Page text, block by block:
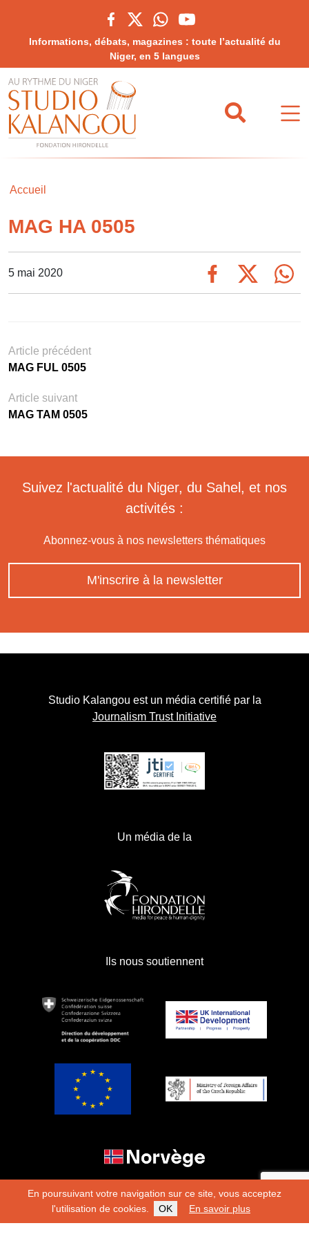
En poursuivant votre navigation sur ce site, vous acceptez
l'utilisation de cookies.
OK En savoir plus
Informations, débats, magazines : toute l’actualité du
Niger, en 5 langues
Accueil
MAG HA 0505
5 mai 2020
Article précédent
MAG FUL 0505
Article suivant
MAG TAM 0505
Suivez l'actualité du Niger, du Sahel, et nos
activités :
Abonnez-vous à nos newsletters thématiques
M'inscrire à la newsletter
Studio Kalangou est un média certifié par la
Journalism Trust Initiative
Un média de la
Ils nous soutiennent